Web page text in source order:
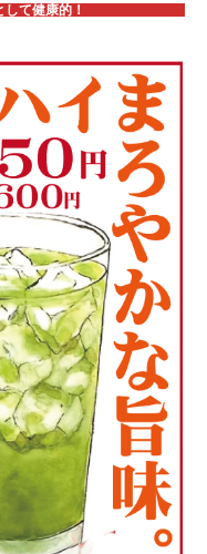
て健康的！